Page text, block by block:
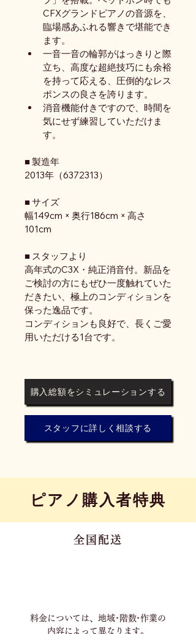
CFXグランドピアノの音源を、
臨場感あふれる響きで堪能でき
ます。
一音一音の輪郭がはっきりと際
立ち、高度な超絶技巧にも余裕
を持って応える、圧倒的なレス
ポンスの良さを誇ります。
消音機能付きですので、時間を
気にせず練習していただけま
す。
■ 製造年
2013年（6372313）
■ サイズ
幅149cm × 奥行186cm × 高さ
101cm
■ スタッフより
高年式のC3X・純正消音付。新品を
ご検討の方にもぜひ一度触れていた
だきたい、極上のコンディションを
保った逸品です。
コンディションも良好で、長くご愛
用いただける1台です。
購入総額をシミュレーションする
スタッフに詳しく相談する
​ピアノ購入者特典
全国配送
料金については、地域･階数･作業の
内容に よって異なります。